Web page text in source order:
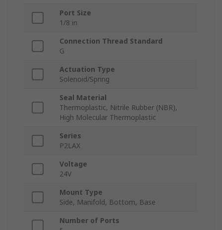
Port Size
1/8 in
Connection Thread Standard
G
Actuation Type
Solenoid/Spring
Seal Material
Thermoplastic, Nitrile Rubber (NBR),
High Molecular Thermoplastic
Series
P2LAX
Voltage
24V
Mount Type
Side, Manifold, Bottom, Base
Number of Ports